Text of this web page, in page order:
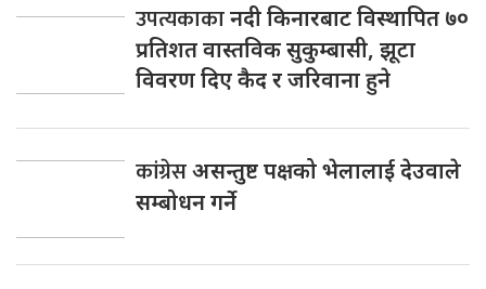
उपत्यकाकानदी किनारबाट विस्थापित ७०
प्रतिशत वास्तविक सुकुम्बासी, झूटा
विवरण दिए कैद र जरिवाना हुने
कांग्रेसअसन्तुष्ट पक्षको भेलालाई देउवाले
सम्बोधन गर्ने